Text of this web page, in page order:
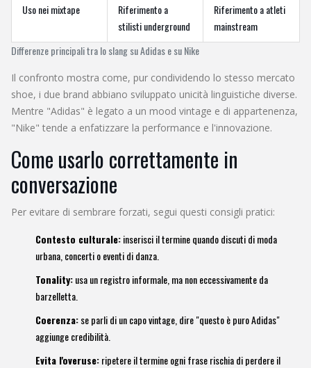
Differenze principali tra lo slang su Adidas e su Nike
Uso nei mixtape
Riferimento a
stilisti underground
Riferimento a atleti
mainstream
Il confronto mostra come, pur condividendo lo stesso mercato
shoe, i due brand abbiano sviluppato unicità linguistiche diverse.
Mentre "Adidas" è legato a un mood vintage e di appartenenza,
"Nike" tende a enfatizzare la performance e l'innovazione.
Come usarlo correttamente in
conversazione
Per evitare di sembrare forzati, segui questi consigli pratici:
Contesto culturale:inserisci il termine quando discuti di moda
urbana, concerti o eventi di danza.
Tonality:usa un registro informale, ma non eccessivamente da
barzelletta.
Coerenza:se parli di un capo vintage, dire "questo è puro Adidas"
aggiunge credibilità.
Evita l'overuse:ripetere il termine ogni frase rischia di perdere il